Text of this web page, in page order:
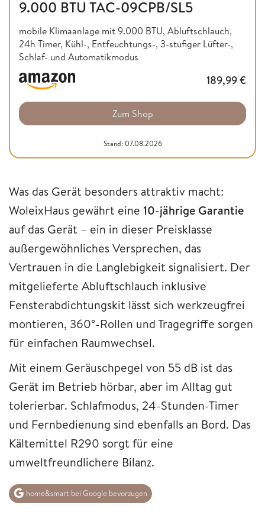
9.000 BTU TAC-09CPB/SL5
mobile Klimaanlage mit 9.000 BTU, Abluftschlauch,
24h Timer, Kühl-, Entfeuchtungs-, 3-stufiger Lüfter-,
Schlaf- und Automatikmodus
189,99€
Zum Shop
Stand: 07.08.2026
Was das Gerät besonders attraktiv macht:
WoleixHaus gewährt eine 10-jährige Garantie
auf das Gerät – ein in dieser Preisklasse
außergewöhnliches Versprechen, das
Vertrauen in die Langlebigkeit signalisiert. Der
mitgelieferte Abluftschlauch inklusive
Fensterabdichtungskit lässt sich werkzeugfrei
montieren, 360°-Rollen und Tragegriffe sorgen
für einfachen Raumwechsel.
Mit einem Geräuschpegel von 55 dB ist das
Gerät im Betrieb hörbar, aber im Alltag gut
tolerierbar. Schlafmodus, 24-Stunden-Timer
und Fernbedienung sind ebenfalls an Bord. Das
Kältemittel R290 sorgt für eine
umweltfreundlichere Bilanz.
home&smart bei Google bevorzugen